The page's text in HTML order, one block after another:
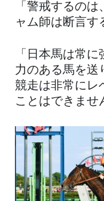
「警戒するの
ャム師は断言す
「日本馬は常
力のある馬を送
競走は非常にレ
ことはできませ